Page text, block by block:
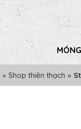
» Shop thiên thạch »